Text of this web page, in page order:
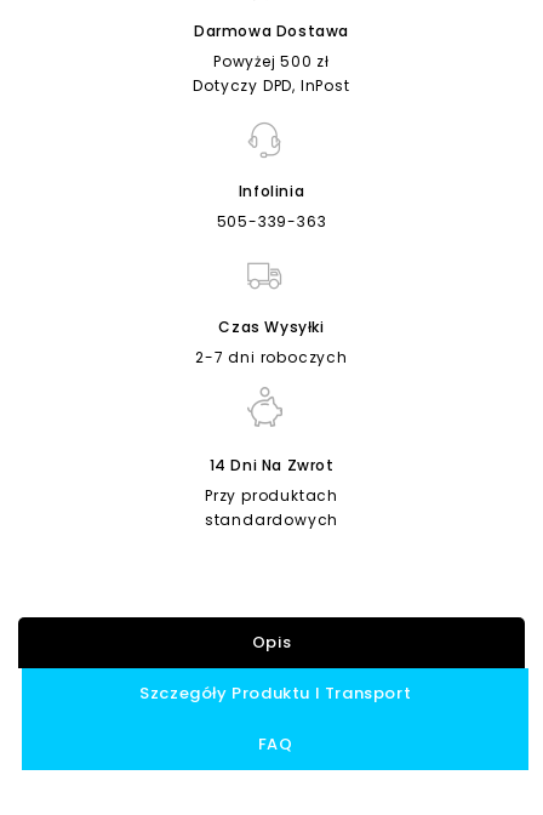
Darmowa Dostawa
Powyżej 500 zł
Dotyczy DPD, InPost
Infolinia
505-339-363
Czas Wysyłki
2-7 dni roboczych
14 Dni Na Zwrot
Przy produktach
standardowych
Opis
Szczegóły Produktu I Transport
FAQ